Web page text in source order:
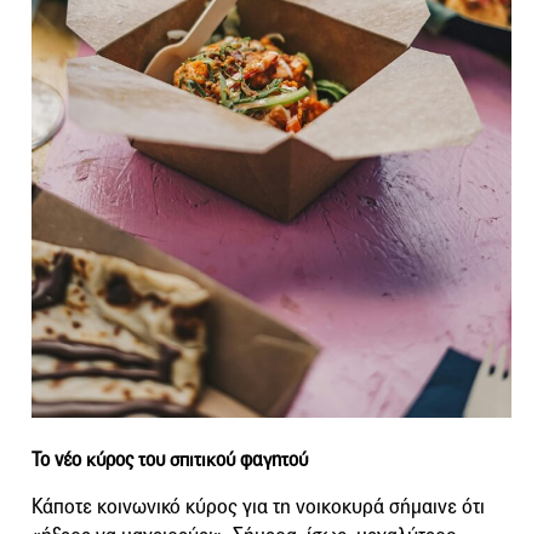
Το νέο κύρος του σπιτικού φαγητού
Κάποτε κοινωνικό κύρος για τη νοικοκυρά σήμαινε ότι